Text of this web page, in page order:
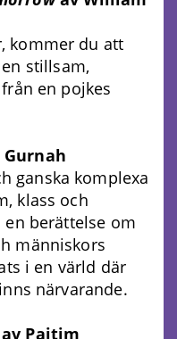
kommer du att
stillsam,
en pojkes
ganska komplexa
klass och
en berättelse om
människors
i en värld där
närvarande.
av Pajtim